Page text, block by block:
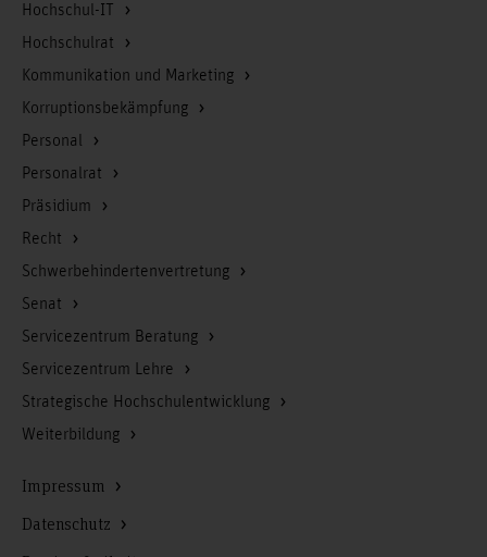
Hochschul-IT
Hochschulrat
Kommunikation und Marketing
Korruptionsbekämpfung
Personal
Personalrat
Präsidium
Recht
Schwerbehindertenvertretung
Senat
Servicezentrum Beratung
Servicezentrum Lehre
Strategische Hochschulentwicklung
Weiterbildung
Impressum
Datenschutz